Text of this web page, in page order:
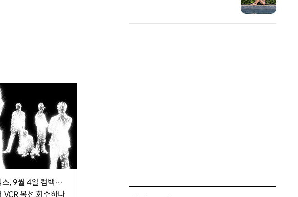
스, 9월 4일 컴백…
VCR 복선 회수하나